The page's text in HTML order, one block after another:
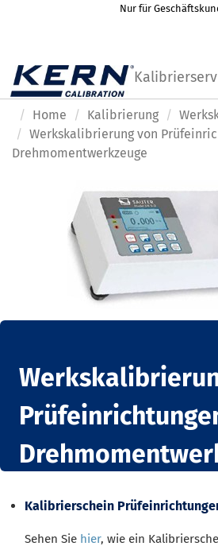
Nur für
Home Kalibrierung
Werkskalibrierung von
Drehmomentwerkzeuge
Kalibrierschein
Sehen Sie hier, wie ein